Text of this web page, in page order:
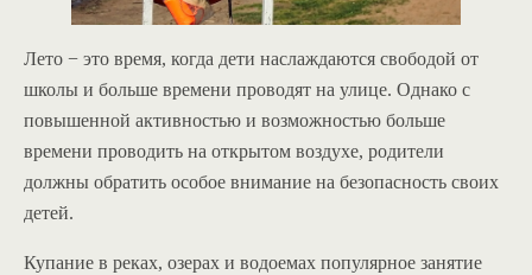
Лето − это время, когда дети наслаждаются свободой от
школы и больше времени проводят на улице. Однако с
повышенной активностью и возможностью больше
времени проводить на открытом воздухе, родители
должны обратить особое внимание на безопасность своих
детей.
Купание в реках, озерах и водоемах популярное занятие